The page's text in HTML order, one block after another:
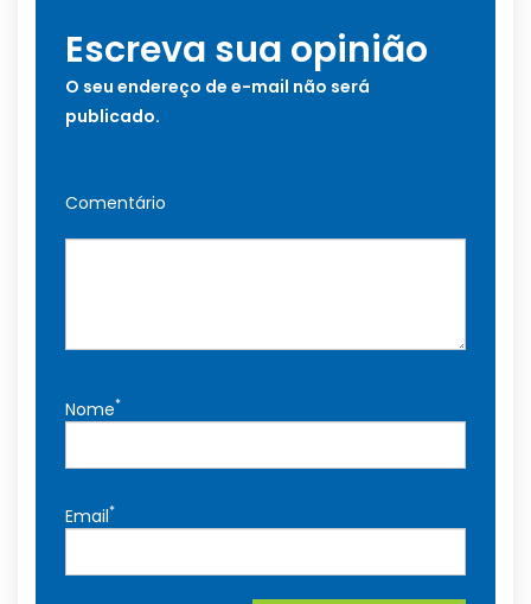
Escreva sua opinião
O seu endereço de e-mail não será
publicado.
Comentário
Nome*
Email*